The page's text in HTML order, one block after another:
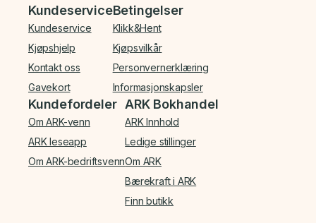
Bunnmeny
Kundeservice
Kundeservice
Kjøpshjelp
Kontakt oss
Gavekort
Betingelser
Klikk&Hent
Kjøpsvilkår
Personvernerklæring
Informasjonskapsler
Kundefordeler
Om ARK-venn
ARK leseapp
Om ARK-bedriftsvenn
ARK Bokhandel
ARK Innhold
Ledige stillinger
Om ARK
Bærekraft i ARK
Finn butikk